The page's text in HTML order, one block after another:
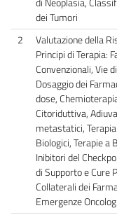
dei Tumori
2
Valutazione della
Principi di Terapia:
Convenzionali, Vie
Dosaggio dei
dose,
Citoriduttiva,
metastatici,
Biologici, Terapie a
Inibitori del
di Supporto e Cure
Collaterali dei
Emergenze